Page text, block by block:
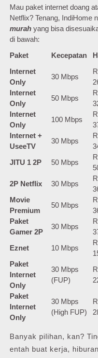
Mau paket internet doang
Netflix? Tenang, IndiHome
murah yang bisa
di bawah:
Paket
Kecepatan
Internet
Only
30 Mbps
Internet
Only
50 Mbps
Internet
Only
100 Mbps
Internet +
UseeTV
30 Mbps
JITU 1 2P
50 Mbps
2P Netflix
30 Mbps
Movie
Premium
50 Mbps
Paket
Gamer 2P
30 Mbps
Eznet
10 Mbps
Paket
Internet
Only
30 Mbps
(FUP)
Paket
Internet
Only
30 Mbps
(High FUP)
Banyak pilihan, kan?
entah buat kerja,